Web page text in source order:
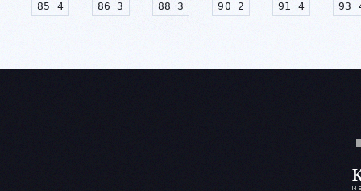
85 4 86 3 88 3 90 2 91 4 93